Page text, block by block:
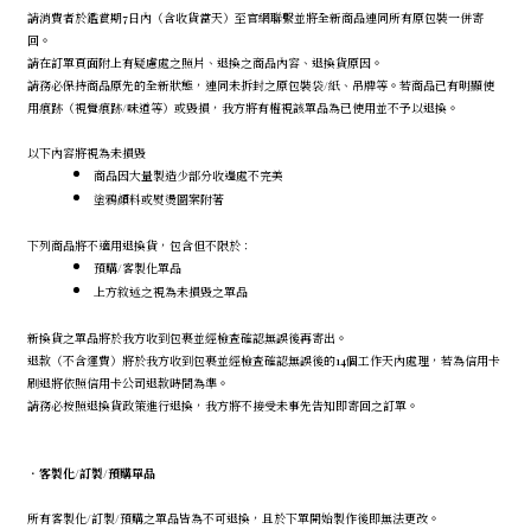
請消費者於鑑賞期7日內（含收貨當天）至官網聯繫並將全新商品連同所有原包裝一併寄
回。
請在訂單頁面附上有疑慮處之照片、退換之商品內容、退換貨原因。
請務必保持商品原先的全新狀態，連同未拆封之原包裝袋/紙、吊牌等。若商品已有明顯使
用痕跡（視覺痕跡/味道等）或毀損，我方將有權視該單品為已使用並不予以退換。
以下內容將視為未損毀
商品因大量製造少部分收邊處不完美
塗鴉顏料或熨燙圖案附著
下列商品將不適用退換貨，包含但不限於：
預購/客製化單品
上方敘述之視為未損毀之單品
新換貨之單品將於我方收到包裹並經檢查確認無誤後再寄出。
退款（不含運費）將於我方收到包裹並經檢查確認無誤後的14個工作天內處理，若為信用卡
刷退將依照信用卡公司退款時間為準。
請務必按照退換貨政策進行退換，我方將不接受未事先告知即寄回之訂單。
． 客製化/訂製/預購單品
所有客製化/訂製/預購之單品皆為不可退換，且於下單開始製作後即無法更改。